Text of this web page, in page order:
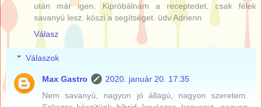
után már igen. Kipróbálnám a receptedet, csak félek
savanyú lesz. köszi a segítséget. üdv Adrienn
Válasz
Válaszok
Max Gastro
2020. január 20. 17:35
Nem savanyú, nagyon jó állagú, nagyon szeretem.